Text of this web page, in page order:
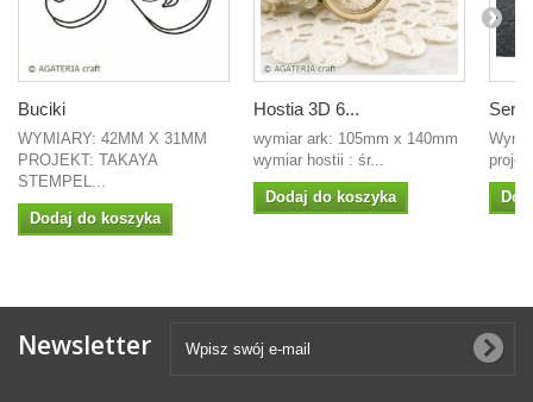
Buciki
WYMIARY: 42MM X 31MM
PROJEKT: TAKAYA
STEMPEL...
Dodaj do koszyka
Hostia 3D 6...
wymiar ark: 105mm x 140mm
wymiar hostii : śr...
Dodaj do koszyka
Newsletter